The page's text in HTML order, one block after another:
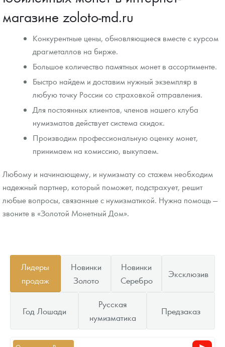
магазине zoloto-md.ru
Конкурентные цены, обновляющиеся вместе с курсом
драгметаллов на бирже.
Большое количество памятных монет в ассортименте.
Быстро найдем и доставим нужный экземпляр в
любую точку России со страховкой отправления.
Для постоянных клиентов, членов нашего клуба
нумизматов действует система скидок.
Производим профессиональную оценку монет,
принимаем на комиссию, выкупаем.
Любому и начинающему, и нумизмату со стажем необходим
надежный партнер, который поможет, подстрахует, решит
любые вопросы, связанные с нумизматикой. Нужна помощь —
звоните в «Золотой Монетный Дом».
Лидеры
продаж
Новинки
Золото
Новинки
Серебро
Эксклюзив
Год Лошади
Русская
нумизматика
Предзаказ